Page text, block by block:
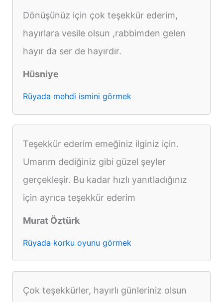
Dönüşünüz için çok teşekkür ederim,
hayırlara vesile olsun ,rabbimden gelen
hayır da ser de hayırdır.
Hüsniye
Rüyada mehdi ismini görmek
Teşekkür ederim emeğiniz ilginiz için.
Umarım dediğiniz gibi güzel şeyler
gerçekleşir. Bu kadar hızlı yanıtladığınız
için ayrıca teşekkür ederim
Murat Öztürk
Rüyada korku oyunu görmek
Çok teşekkürler, hayırlı günleriniz olsun